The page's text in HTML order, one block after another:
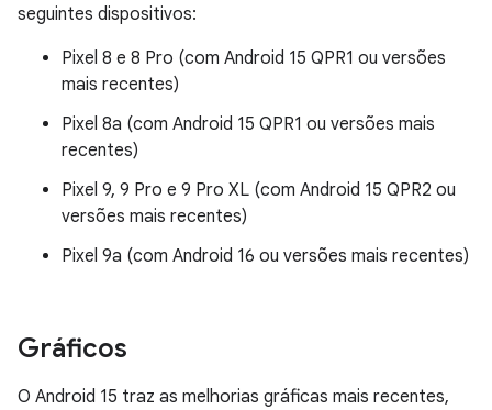
seguintes dispositivos:
Pixel 8 e 8 Pro (com Android 15 QPR1 ou versões
mais recentes)
Pixel 8a (com Android 15 QPR1 ou versões mais
recentes)
Pixel 9, 9 Pro e 9 Pro XL (com Android 15 QPR2 ou
versões mais recentes)
Pixel 9a (com Android 16 ou versões mais recentes)
Gráficos
O Android 15 traz as melhorias gráficas mais recentes,